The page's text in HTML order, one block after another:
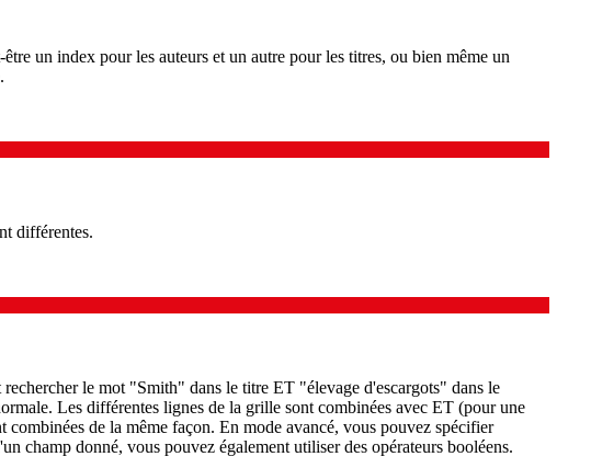
un index pour les auteurs et un autre pour les titres, ou bien même un
différentes.
le mot "Smith" dans le titre ET "élevage d'escargots" dans le
Les différentes lignes de la grille sont combinées avec ET (pour une
de la même façon. En mode avancé, vous pouvez spécifier
champ donné, vous pouvez également utiliser des opérateurs booléens.